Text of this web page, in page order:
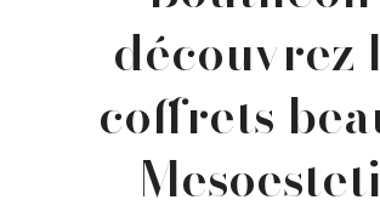
découvrez
coffrets